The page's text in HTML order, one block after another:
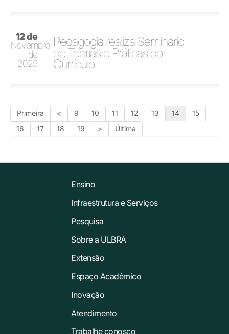
12 de
Novembro
de
2025
Pedagogia realiza Seminário
de Teorias e Práticas do
Currículo
Primeira < 9 10 11 12 13 14
15
16
17 18 19 > Última
Ensino
Infraestrutura e Serviços
Pesquisa
Sobre a ULBRA
Extensão
Espaço Acadêmico
Inovação
Atendimento
Trabalhe conosco